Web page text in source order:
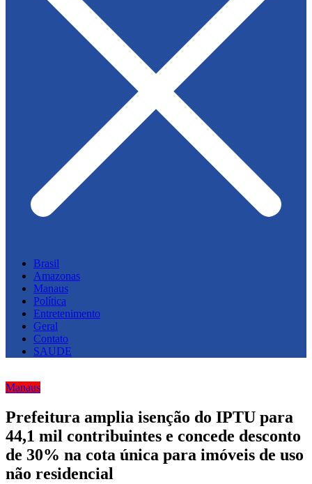
Brasil
Amazonas
Manaus
Política
Entretenimento
Geral
Contato
SAUDE
Manaus
Prefeitura amplia isenção do IPTU para
44,1 mil contribuintes e concede desconto
de 30% na cota única para imóveis de uso
não residencial